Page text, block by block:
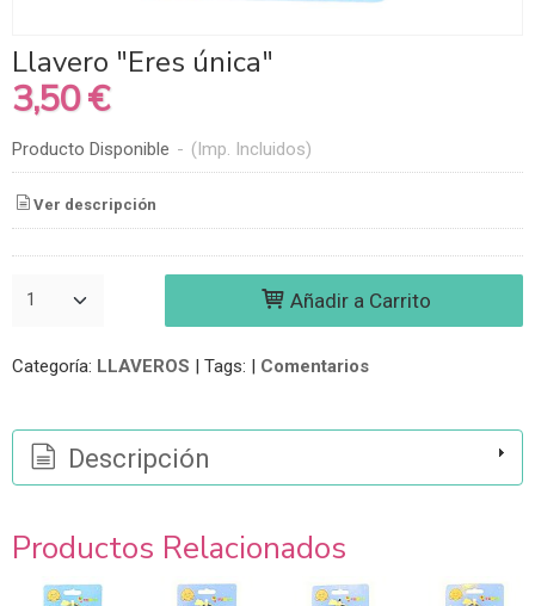
Llavero "Eres única"
3,50 €
Producto Disponible - (Imp. Incluidos)
Ver descripción
Añadir a Carrito
Categoría: LLAVEROS | Tags: | Comentarios
Descripción
Productos Relacionados